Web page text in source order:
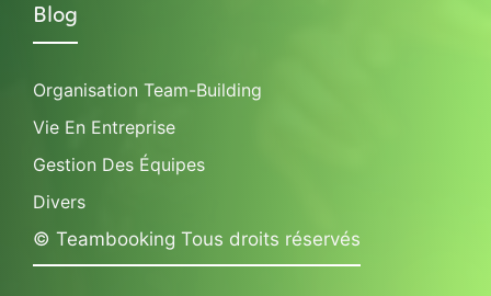
Blog
Organisation Team-Building
Vie En Entreprise
Gestion Des Équipes
Divers
© Teambooking Tous droits réservés